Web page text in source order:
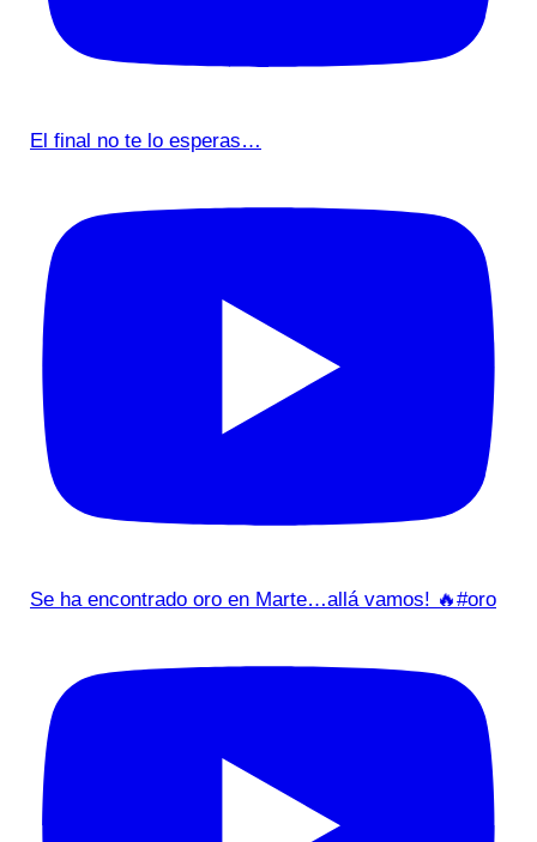
El final no te lo esperas…
Se ha encontrado oro en Marte…allá vamos! 🔥#oro